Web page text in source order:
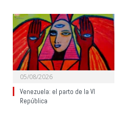
05/08/2026
Venezuela: el parto de la VI
República